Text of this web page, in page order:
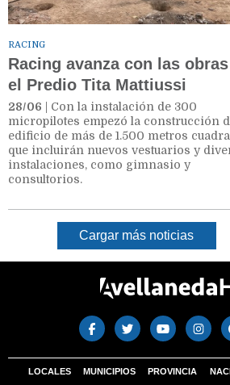
RACING
Racing avanza con las
el Predio Tita Mattiussi
28/06 | Con la instalación de 300
micropilotes empezó la construcción
edificio de más de 1.500 metros
que incluirán nuevos vestuarios y
instalaciones, como gimnasio y
consultorios.
Cargar más noticias
LOCALES MUNICIPIOS PROVINCIA